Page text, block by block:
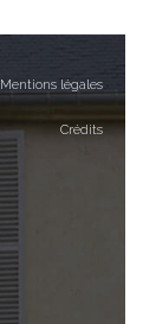
Mentions légales
Crédits